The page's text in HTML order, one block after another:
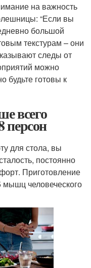
на важность
“Если вы
большой
текстурам – они
следы от
можно
будьте готовы к
всего
персон
для стола, вы
постоянно
Приготовление
мышц человеческого